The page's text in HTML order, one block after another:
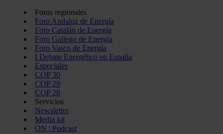
Foros regionales
Foro Andaluz de Energía
Foro Catalán de Energía
Foro Gallego de Energía
Foro Vasco de Energía
I Debate Energético en España
Especiales
COP 30
COP 29
COP 28
Servicios
Newsletter
Media kit
ON | Podcast